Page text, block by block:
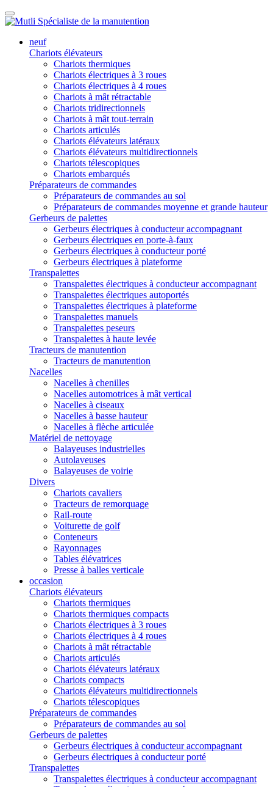
neuf
Chariots élévateurs
Chariots thermiques
Chariots électriques à 3 roues
Chariots électriques à 4 roues
Chariots à mât rétractable
Chariots tridirectionnels
Chariots à mât tout-terrain
Chariots articulés
Chariots élévateurs latéraux
Chariots élévateurs multidirectionnels
Chariots télescopiques
Chariots embarqués
Préparateurs de commandes
Préparateurs de commandes au sol
Préparateurs de commandes moyenne et grande hauteur
Gerbeurs de palettes
Gerbeurs électriques à conducteur accompagnant
Gerbeurs électriques en porte-à-faux
Gerbeurs électriques à conducteur porté
Gerbeurs électriques à plateforme
Transpalettes
Transpalettes électriques à conducteur accompagnant
Transpalettes électriques autoportés
Transpalettes électriques à plateforme
Transpalettes manuels
Transpalettes peseurs
Transpalettes à haute levée
Tracteurs de manutention
Tracteurs de manutention
Nacelles
Nacelles à chenilles
Nacelles automotrices à mât vertical
Nacelles à ciseaux
Nacelles à basse hauteur
Nacelles à flèche articulée
Matériel de nettoyage
Balayeuses industrielles
Autolaveuses
Balayeuses de voirie
Divers
Chariots cavaliers
Tracteurs de remorquage
Rail-route
Voiturette de golf
Conteneurs
Rayonnages
Tables élévatrices
Presse à balles verticale
occasion
Chariots élévateurs
Chariots thermiques
Chariots thermiques compacts
Chariots électriques à 3 roues
Chariots électriques à 4 roues
Chariots à mât rétractable
Chariots articulés
Chariots élévateurs latéraux
Chariots compacts
Chariots élévateurs multidirectionnels
Chariots télescopiques
Préparateurs de commandes
Préparateurs de commandes au sol
Gerbeurs de palettes
Gerbeurs électriques à conducteur accompagnant
Gerbeurs électriques à conducteur porté
Transpalettes
Transpalettes électriques à conducteur accompagnant